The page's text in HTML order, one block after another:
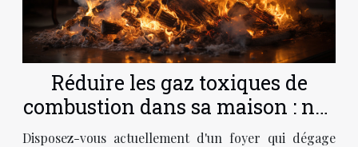
Réduire les gaz toxiques de
combustion dans sa maison : nos
conseils !
Disposez-vous actuellement d'un foyer qui dégage